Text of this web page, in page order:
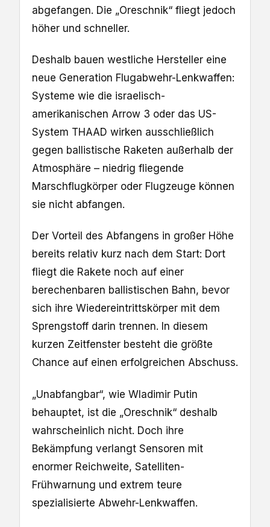
abgefangen. Die „Oreschnik“ fliegt jedoch
höher und schneller.
Deshalb bauen westliche Hersteller eine
neue Generation Flugabwehr-Lenkwaffen:
Systeme wie die israelisch-
amerikanischen Arrow 3 oder das US-
System THAAD wirken ausschließlich
gegen ballistische Raketen außerhalb der
Atmosphäre – niedrig fliegende
Marschflugkörper oder Flugzeuge können
sie nicht abfangen.
Der Vorteil des Abfangens in großer Höhe
bereits relativ kurz nach dem Start: Dort
fliegt die Rakete noch auf einer
berechenbaren ballistischen Bahn, bevor
sich ihre Wiedereintrittskörper mit dem
Sprengstoff darin trennen. In diesem
kurzen Zeitfenster besteht die größte
Chance auf einen erfolgreichen Abschuss.
„Unabfangbar“, wie Wladimir Putin
behauptet, ist die „Oreschnik“ deshalb
wahrscheinlich nicht. Doch ihre
Bekämpfung verlangt Sensoren mit
enormer Reichweite, Satelliten-
Frühwarnung und extrem teure
spezialisierte Abwehr-Lenkwaffen.